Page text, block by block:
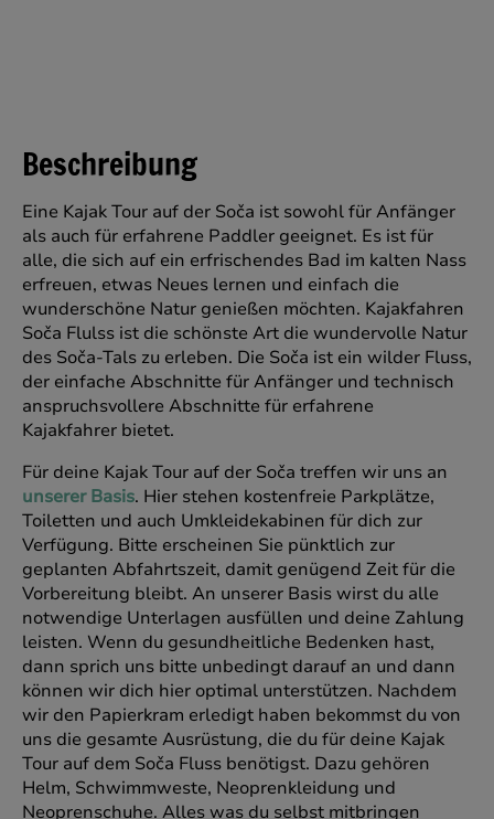
Beschreibung
Eine Kajak Tour auf der Soča ist sowohl für Anfänger
als auch für erfahrene Paddler geeignet. Es ist für
alle, die sich auf ein erfrischendes Bad im kalten Nass
erfreuen, etwas Neues lernen und einfach die
wunderschöne Natur genießen möchten. Kajakfahren
Soča Flulss ist die schönste Art die wundervolle Natur
des Soča-Tals zu erleben. Die Soča ist ein wilder Fluss,
der einfache Abschnitte für Anfänger und technisch
anspruchsvollere Abschnitte für erfahrene
Kajakfahrer bietet.
Für deine Kajak Tour auf der Soča treffen wir uns an
unserer Basis. Hier stehen kostenfreie Parkplätze,
Toiletten und auch Umkleidekabinen für dich zur
Verfügung. Bitte erscheinen Sie pünktlich zur
geplanten Abfahrtszeit, damit genügend Zeit für die
Vorbereitung bleibt. An unserer Basis wirst du alle
notwendige Unterlagen ausfüllen und deine Zahlung
leisten. Wenn du gesundheitliche Bedenken hast,
dann sprich uns bitte unbedingt darauf an und dann
können wir dich hier optimal unterstützen. Nachdem
wir den Papierkram erledigt haben bekommst du von
uns die gesamte Ausrüstung, die du für deine Kajak
Tour auf dem Soča Fluss benötigst. Dazu gehören
Helm, Schwimmweste, Neoprenkleidung und
Neoprenschuhe. Alles was du selbst mitbringen